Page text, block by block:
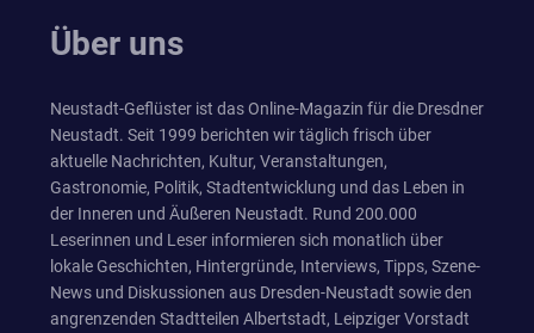
Über uns
Neustadt-Geflüster ist das Online-Magazin für die Dresdner
Neustadt. Seit 1999 berichten wir täglich frisch über
aktuelle Nachrichten, Kultur, Veranstaltungen,
Gastronomie, Politik, Stadtentwicklung und das Leben in
der Inneren und Äußeren Neustadt. Rund 200.000
Leserinnen und Leser informieren sich monatlich über
lokale Geschichten, Hintergründe, Interviews, Tipps, Szene-
News und Diskussionen aus Dresden-Neustadt sowie den
angrenzenden Stadtteilen Albertstadt, Leipziger Vorstadt